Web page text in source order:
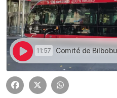
11:57 Comité de Bilbobus responde a Aburto: "No